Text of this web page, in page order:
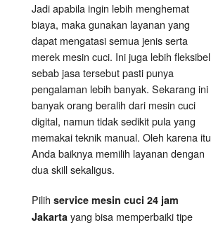
Jadi apabila ingin lebih menghemat
biaya, maka gunakan layanan yang
dapat mengatasi semua jenis serta
merek mesin cuci. Ini juga lebih fleksibel
sebab jasa tersebut pasti punya
pengalaman lebih banyak. Sekarang ini
banyak orang beralih dari mesin cuci
digital, namun tidak sedikit pula yang
memakai teknik manual. Oleh karena itu
Anda baiknya memilih layanan dengan
dua skill sekaligus.
Pilih service mesin cuci 24 jam
Jakarta yang bisa memperbaiki tipe